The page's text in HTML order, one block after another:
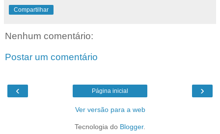
Compartilhar
Nenhum comentário:
Postar um comentário
‹ ›
Página inicial
Ver versão para a web
Tecnologia do Blogger.